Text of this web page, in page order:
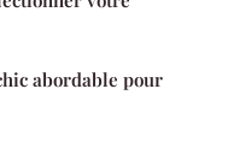
abordable pour